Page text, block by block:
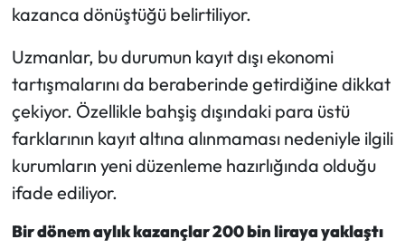
kazanca dönüştüğü belirtiliyor.
Uzmanlar, bu durumun kayıt dışı ekonomi
tartışmalarını da beraberinde getirdiğine dikkat
çekiyor. Özellikle bahşiş dışındaki para üstü
farklarının kayıt altına alınmaması nedeniyle ilgili
kurumların yeni düzenleme hazırlığında olduğu
ifade ediliyor.
Bir dönem aylık kazançlar 200 bin liraya yaklaştı